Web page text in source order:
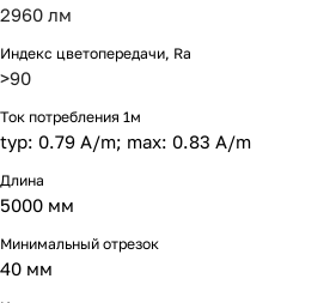
2960 лм
Индекс цветопередачи, Ra
>90
Ток потребления 1м
typ: 0.79 A/m; max: 0.83 A/m
Длина
5000 мм
Минимальный отрезок
40 мм